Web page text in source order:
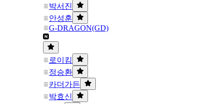
박서진
안성훈
G-DRAGON(GD)
로이킴
정승환
카더가든
박효신